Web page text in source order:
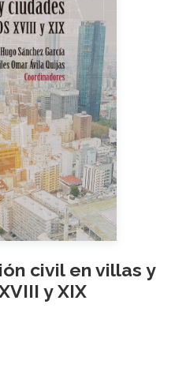
civil en villas y
y XIX